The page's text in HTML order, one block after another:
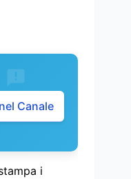
Canale
i